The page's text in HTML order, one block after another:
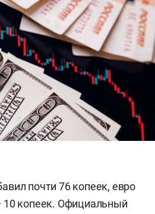
почти 76 копеек, евро
копеек. Официальный